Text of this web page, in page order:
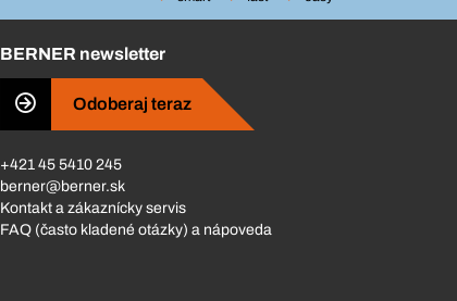
BERNER newsletter
Odoberaj teraz
+421 45 5410 245
berner@berner.sk
Kontakt a zákaznícky servis
FAQ (často kladené otázky) a nápoveda